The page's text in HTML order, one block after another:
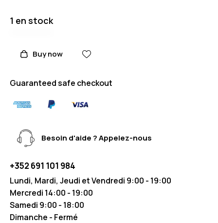
1 en stock
Buy now
Guaranteed safe checkout
Besoin d'aide ? Appelez-nous
+352 691 101 984
Lundi, Mardi, Jeudi et Vendredi 9:00 - 19:00
Mercredi 14:00 - 19:00
Samedi 9:00 - 18:00
Dimanche - Fermé